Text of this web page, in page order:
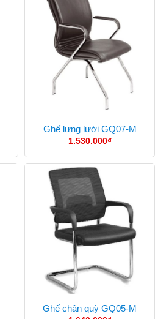
Ghế lưng lưới GQ07-M
1.530.000₫
Ghế chân quỳ GQ05-M